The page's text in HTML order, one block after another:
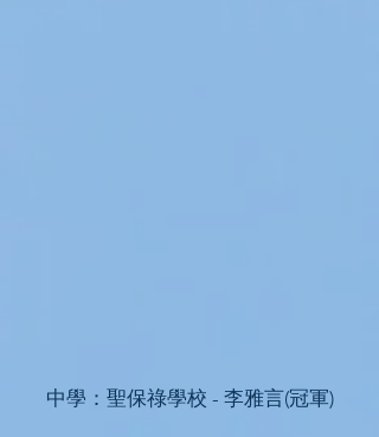
中學：聖保祿學校 - 李雅言(冠軍)